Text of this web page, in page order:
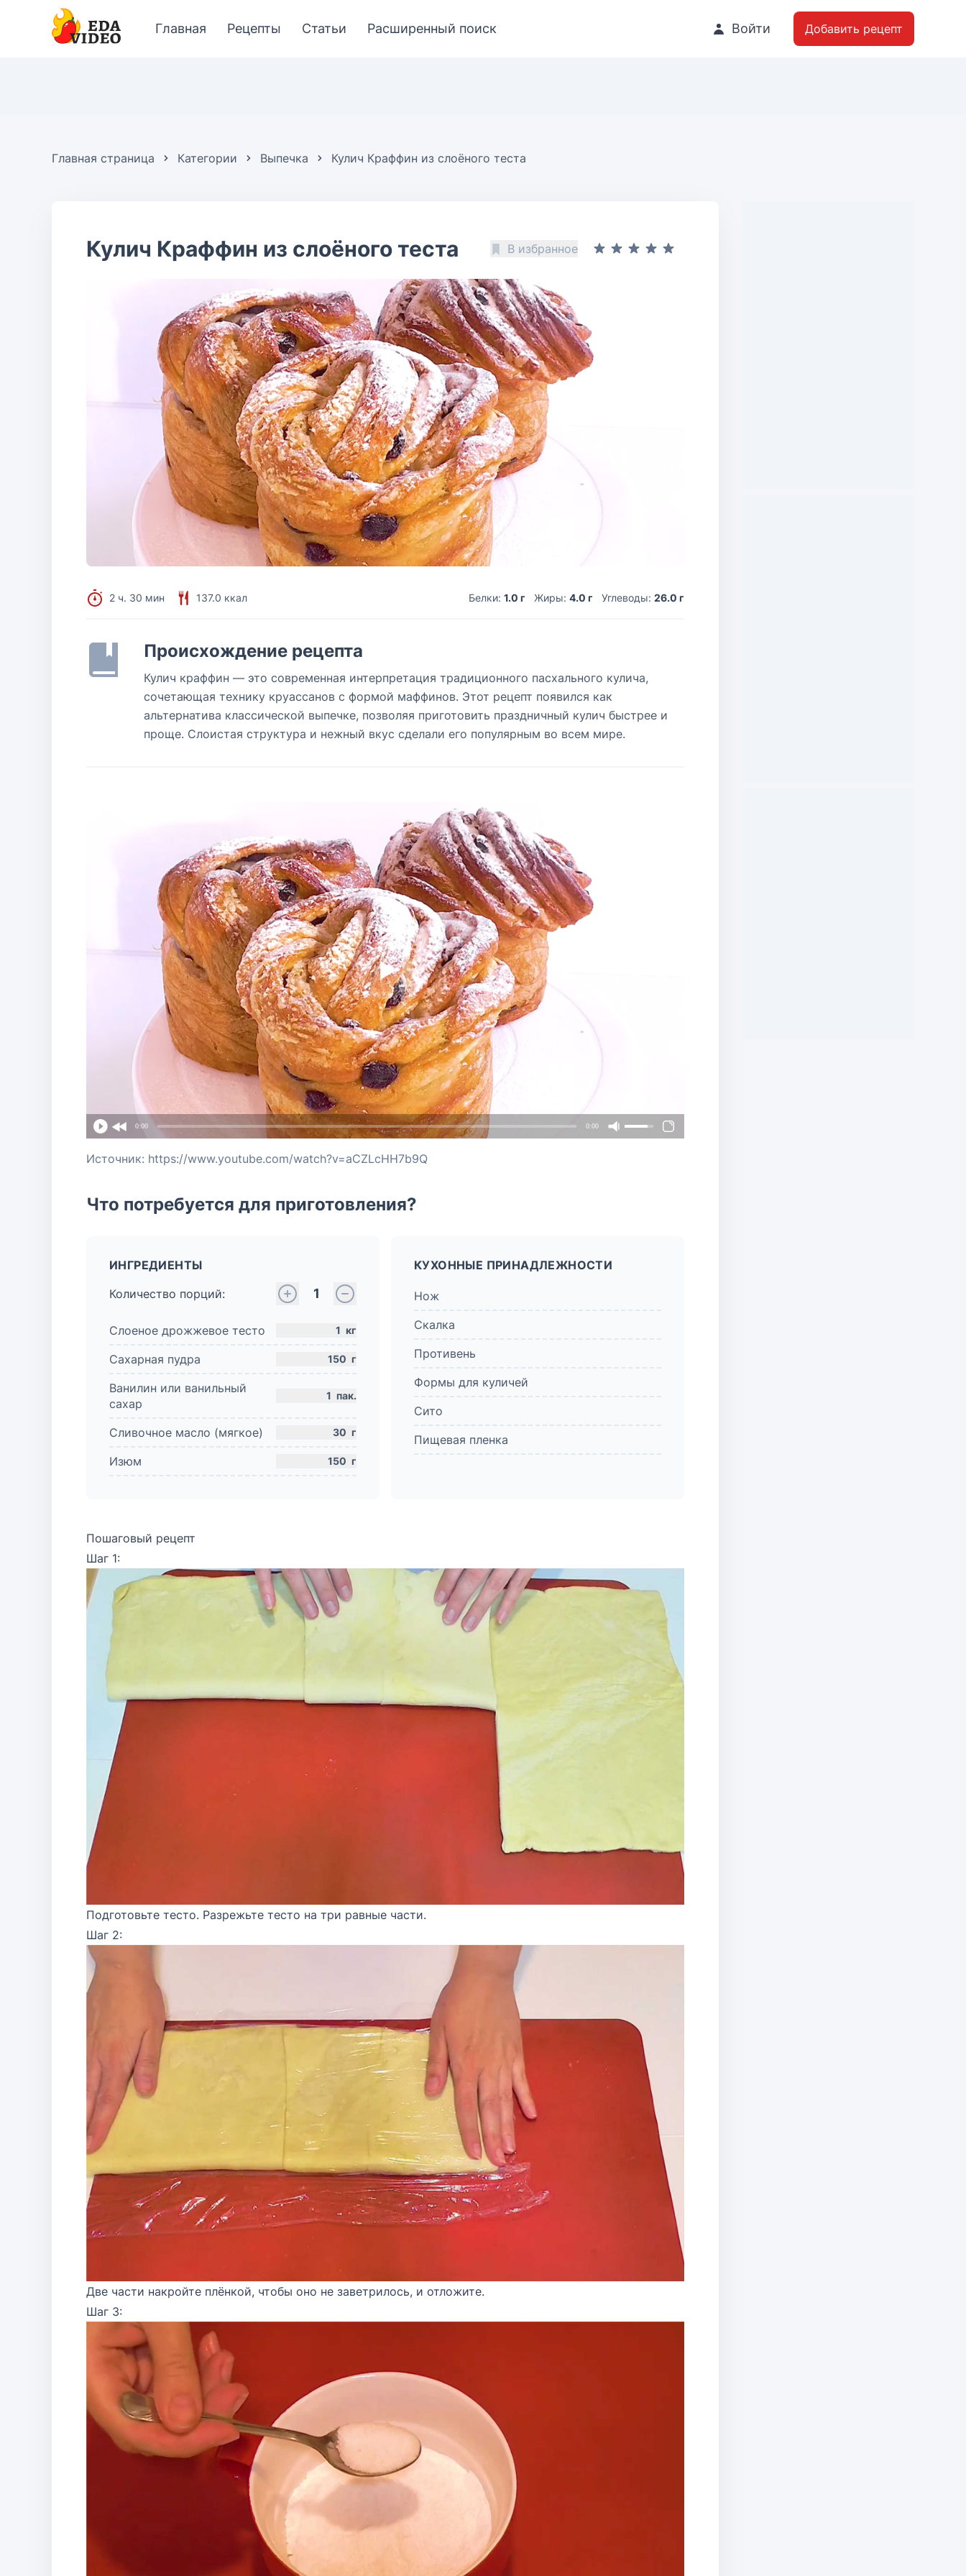
Главная Рецепты Статьи Расширенный поиск Войти Добавить рецепт
Главная страница Категории Выпечка Кулич Краффин из слоёного теста
Кулич Краффин из слоёного теста В избранное
2 ч. 30 мин 137.0 ккал Белки: 1.0 г Жиры: 4.0 г Углеводы: 26.0 г
Происхождение рецепта
Кулич краффин — это современная интерпретация традиционного пасхального кулича,
сочетающая технику круассанов с формой маффинов. Этот рецепт появился как
альтернатива классической выпечке, позволяя приготовить праздничный кулич быстрее и
проще. Слоистая структура и нежный вкус сделали его популярным во всем мире.
0:00 0:00
Источник: https://www.youtube.com/watch?v=aCZLcHH7b9Q
Что потребуется для приготовления?
ИНГРЕДИЕНТЫ
Количество порций:
1
Слоеное дрожжевое тесто 1 кг
Сахарная пудра 150 г
Ванилин или ванильный
сахар
1 пак.
Сливочное масло (мягкое) 30 г
Изюм 150 г
КУХОННЫЕ ПРИНАДЛЕЖНОСТИ
Нож
Скалка
Противень
Формы для куличей
Сито
Пищевая пленка
Пошаговый рецепт
Шаг 1:
Подготовьте тесто. Разрежьте тесто на три равные части.
Шаг 2:
Две части накройте плёнкой, чтобы оно не заветрилось, и отложите.
Шаг 3: